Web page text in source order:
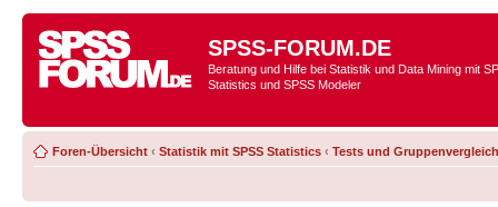
SPSS-FORUM.DE
Beratung und Hilfe bei Statistik und Data Mining mit
Statistics und SPSS Modeler
Foren-Übersicht ‹ Statistik mit SPSS Statistics ‹ Tests und